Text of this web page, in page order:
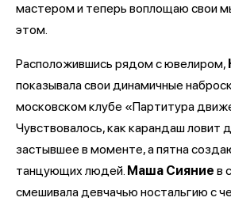
мастером и теперь воплощаю свои
этом.
Расположившись рядом с ювелиром,
показывала свои динамичные
московском клубе «Партитура
Чувствовалось, как карандаш ловит
застывшее в моменте, а пятна
танцующих людей. Маша Сияние в
смешивала девчачью ностальгию с